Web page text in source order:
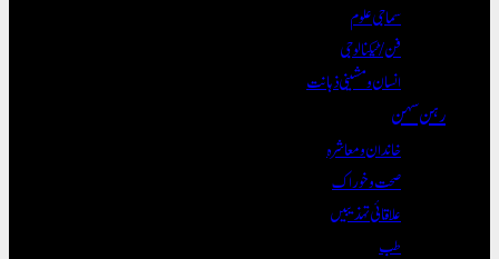
سماجی علوم
فن/ٹیکنالوجی
انسان و مشینی ذہانت
رہن سہن
خاندان و معاشرہ
صحت و خوراک
علاقائی تہذیبیں